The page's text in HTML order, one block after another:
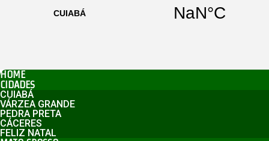
HOME
CIDADES
CUIABÁ
VÁRZEA GRANDE
PEDRA PRETA
CÁCERES
FELIZ NATAL